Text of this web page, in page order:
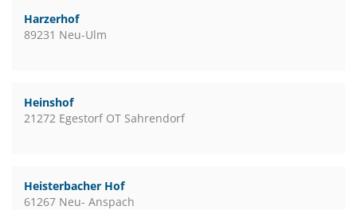
Harzerhof
89231 Neu-Ulm
Heinshof
21272 Egestorf OT Sahrendorf
Heisterbacher Hof
61267 Neu- Anspach